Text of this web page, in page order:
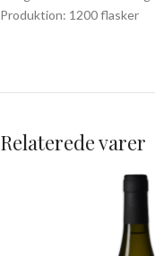
Produktion: 1200 flasker
Relaterede varer